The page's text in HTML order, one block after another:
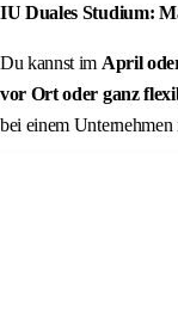
IU Duales Studium:
Du kannst im April
vor Ort oder ganz
bei einem